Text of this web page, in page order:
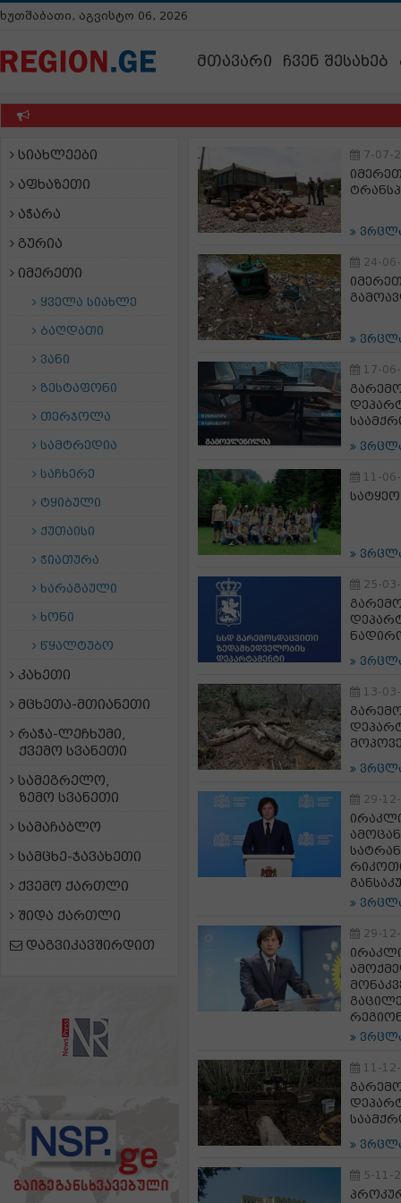
ხუთშაბათი, აგვისტო 06, 2026
მთავარი ჩვენ შესახებ
სიახლეები
აფხაზეთი
აჭარა
გურია
იმერეთი
ყველა სიახლე
ბაღდათი
ვანი
ზესტაფონი
თერჯოლა
სამტრედია
საჩხერე
ტყიბული
ქუთაისი
ჭიათურა
ხარაგაული
ხონი
წყალტუბო
კახეთი
მცხეთა-მთიანეთი
რაჭა-ლეჩხუმი,
ქვემო სვანეთი
სამეგრელო,
ზემო სვანეთი
სამაჩაბლო
სამცხე-ჯავახეთი
ქვემო ქართლი
შიდა ქართლი
დაგვიკავშირდით
7-07-
24-
17-
11-
25-
13-
29-
29-
11-
5-11-